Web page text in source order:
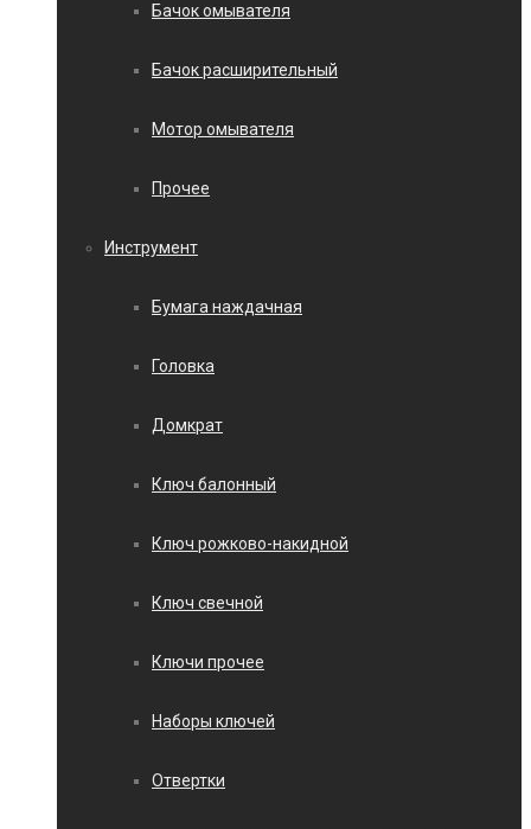
Бачок омывателя
Бачок расширительный
Мотор омывателя
Прочее
Инструмент
Бумага наждачная
Головка
Домкрат
Ключ балонный
Ключ рожково-накидной
Ключ свечной
Ключи прочее
Наборы ключей
Отвертки